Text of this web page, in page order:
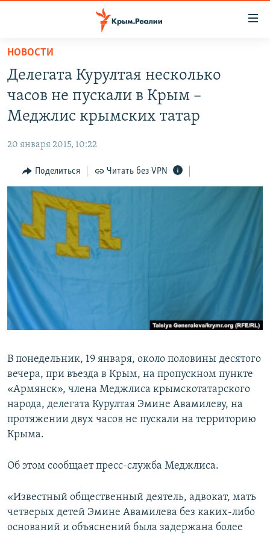
Вернуться
основному
содержанию
Вернутся
главной
навигации
Вернутся
СПЕЦПРОЕКТЫ
11 ЛЕТ ОККУПАЦИИ КРЫМА. 11 ИСТОРИЙ СОПРОТИВЛЕНИЯ
ВОДА
ЕЩЕ
ИНТЕРАКТИВ
ИНФОГРАФИКА
ТЕЛЕПРОЕКТ КРЫМ.РЕАЛИИ
СОВЕТЫ ПРАВОЗАЩИТНИКОВ
ПРОПАВШИЕ БЕЗ ВЕСТИ
ПОБЕДИТЕЛЕЙ НЕ СУДЯТ?
КРЫМ.НЕПОКОРЕННЫЙ
ELIFBE
РАДІО СВОБОДА
КАК ОБОЙТИ БЛОКИРОВКУ
Українською
Qırımtatar
ПРИСОЕДИНЯЙТЕСЬ!
Все сайты RFE/RL
НОВОСТИ
Делегата Курултая несколько
часов не пускали в Крым –
Меджлис крымских татар
20 января 2015, 10:22
Поделиться Читать без VPN
В понедельник, 19 января, около половины десятого
вечера, при въезда в Крым, на пропускном пункте
«Армянск», члена Меджлиса крымскотатарского
народа, делегата Курултая Эмине Авамилеву, на
протяжении двух часов не пускали на территорию
Крыма.
Об этом сообщает пресс-служба Меджлиса.
«Известный общественный деятель, адвокат, мать
четверых детей Эмине Авамилева без каких-либо
оснований и объяснений была задержана более